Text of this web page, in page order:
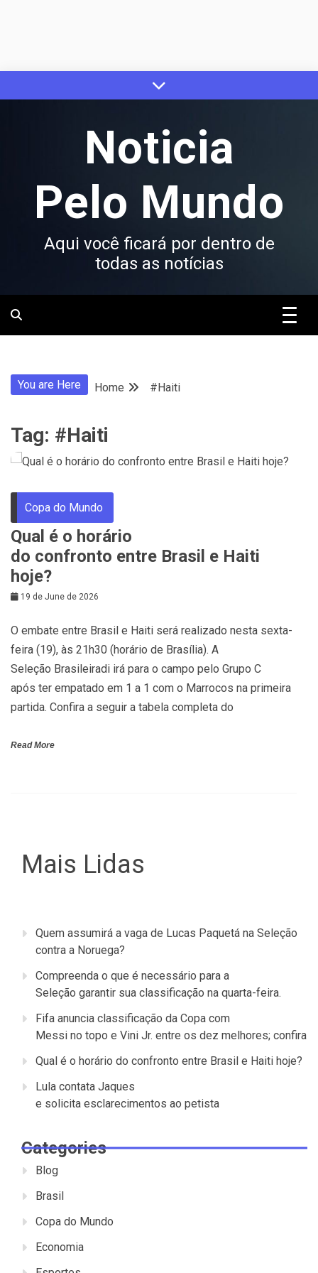
to
Noticia
Pelo Mundo
Aqui você ficará por dentro de
todas as notícias
You are Here Home #Haiti
Tag: #Haiti
Copa do Mundo
Qual é o horário
do confronto entre Brasil e Haiti
hoje?
19 de June de 2026
O embate entre Brasil e Haiti será realizado nesta sexta-
feira (19), às 21h30 (horário de Brasília). A
Seleção Brasileiradi irá para o campo pelo Grupo C
após ter empatado em 1 a 1 com o Marrocos na primeira
partida. Confira a seguir a tabela completa do
Read More
Mais Lidas
Quem assumirá a vaga de Lucas Paquetá na Seleção
contra a Noruega?
Compreenda o que é necessário para a
Seleção garantir sua classificação na quarta-feira.
Fifa anuncia classificação da Copa com
Messi no topo e Vini Jr. entre os dez melhores; confira
Qual é o horário do confronto entre Brasil e Haiti hoje?
Lula contata Jaques
e solicita esclarecimentos ao petista
Categories
Blog
Brasil
Copa do Mundo
Economia